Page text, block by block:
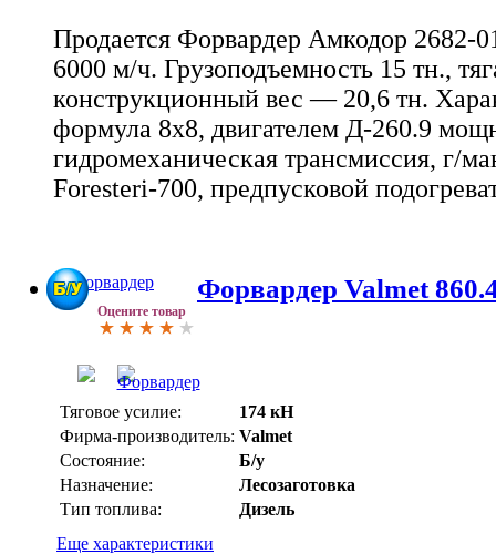
Продается Форвардер Амкодор 2682-
6000 м/ч. Грузоподъемность 15 тн.,
конструкционный вес — 20,6 тн.
формула 8х8, двигателем Д-260.9
гидромеханическая трансмиссия, г/
Foresteri-700, предпусковой
Оцените товар
Форвардер Valmet
Тяговое усилие:
174 кН
Фирма-производитель: Valmet
Состояние:
Б/у
Назначение:
Лесозаготовка
Тип топлива:
Дизель
Еще характеристики